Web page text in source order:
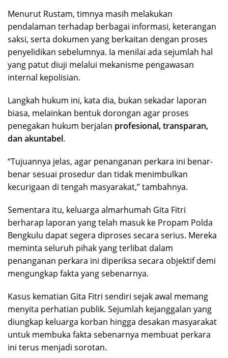
Menurut Rustam, timnya masih melakukan
pendalaman terhadap berbagai informasi, keterangan
saksi, serta dokumen yang berkaitan dengan proses
penyelidikan sebelumnya. Ia menilai ada sejumlah hal
yang patut diuji melalui mekanisme pengawasan
internal kepolisian.
Langkah hukum ini, kata dia, bukan sekadar laporan
biasa, melainkan bentuk dorongan agar proses
penegakan hukum berjalan profesional, transparan,
dan akuntabel.
“Tujuannya jelas, agar penanganan perkara ini benar-
benar sesuai prosedur dan tidak menimbulkan
kecurigaan di tengah masyarakat,” tambahnya.
Sementara itu, keluarga almarhumah Gita Fitri
berharap laporan yang telah masuk ke Propam Polda
Bengkulu dapat segera diproses secara serius. Mereka
meminta seluruh pihak yang terlibat dalam
penanganan perkara ini diperiksa secara objektif demi
mengungkap fakta yang sebenarnya.
Kasus kematian Gita Fitri sendiri sejak awal memang
menyita perhatian publik. Sejumlah kejanggalan yang
diungkap keluarga korban hingga desakan masyarakat
untuk membuka fakta sebenarnya membuat perkara
ini terus menjadi sorotan.